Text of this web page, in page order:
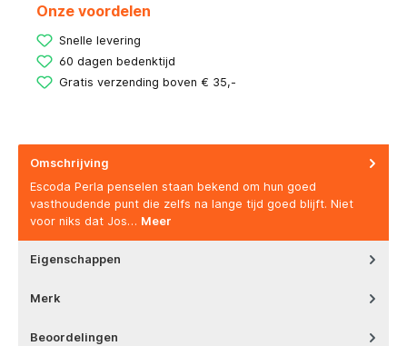
Onze voordelen
Snelle levering
60 dagen bedenktijd
Gratis verzending boven € 35,-
Omschrijving
Escoda Perla penselen staan bekend om hun goed
vasthoudende punt die zelfs na lange tijd goed blijft. Niet
voor niks dat Jos… Meer
Eigenschappen
Merk
Beoordelingen